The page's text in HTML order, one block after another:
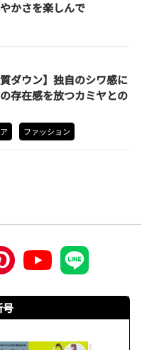
かさを楽しんで
質ダウン】独自のシワ感に
存在感を放つカミヤとの
ファッション